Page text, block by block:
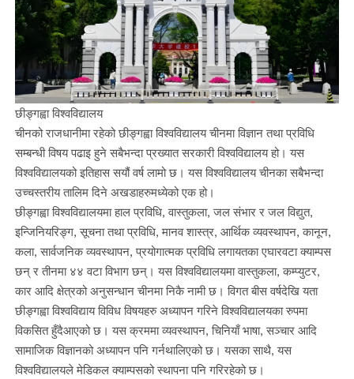
छीङ्गह्वा विश्वविद्यालय
चीनको राजधानीमा रहेको छीङ्गह्वा विश्वविद्यालय चीनमा विज्ञान तथा प्रविधि
सम्बन्धी विषय पढाइ हुने सबैभन्दा प्रख्यात सरकारी विश्वविद्यालय हो। यस
विश्वविद्यालयको इतिहास सयौं वर्ष लामो छ। यस विश्वविद्यालय चीनका सबैभन्दा
उच्चस्तरीय तालिम दिने अखडाहरुमध्येको एक हो।
छीङ्गह्वा विश्वविद्यालयमा हाल प्रविधि, वास्तुकला, जल संभार र जल विद्युत,
इन्जिनियरिङ्ग, सूचना तथा प्रविधि, मानव शास्त्र, आर्थिक व्यवस्थापन, कानून,
कला, सार्वजनिक व्यवस्थापन, प्रयोगात्मक प्रविधि लगायतका एघारवटा क्याम्पस
छन् र तीनमा ४४ वटा विभाग छन्। यस विश्वविद्यालयमा वास्तुकला, कम्प्युटर,
कार आदि क्षेत्रको अनुसन्धान चीनमा निकै नामी छ। विगत बीस वर्षदेखि यता
छीङ्गह्वा विश्वविद्याय विविध विषयहरु अध्यापन गरिने विश्वविद्यालयका रुपमा
विकसित हुँदैआएको छ। यस क्रममा व्यवस्थापन, चिनियाँ भाषा, सञ्चार आदि
सामाजिक विज्ञानको अध्यापन पनि गर्नथालिएको छ। यसका साथै, यस
विश्वविद्यालयले मेडिकल क्याम्पसको स्थापना पनि गरिरहेको छ।